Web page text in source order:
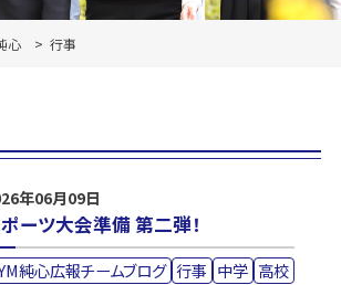
心 行事
年06月09日
ーツ大会準備 第二弾！
純心広報チームブログ 行事 中学 高校